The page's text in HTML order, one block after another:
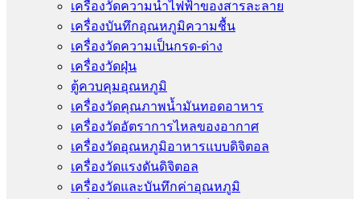
เครื่องวัดความนําไฟฟ้าของสารละลาย
เครื่องบันทึกอุณหภูมิความชื้น
เครื่องวัดความเป็นกรด-ด่าง
เครื่องวัดฝุ่น
ตู้ควบคุมอุณหภูมิ
เครื่องวัดคุณภาพน้ำมันทอดอาหาร
เครื่องวัดอัตราการไหลของอากาศ
เครื่องวัดอุณหภูมิอาหารแบบดิจิตอล
เครื่องวัดแรงดันดิจิตอล
เครื่องวัดและบันทึกค่าอุณหภูมิ